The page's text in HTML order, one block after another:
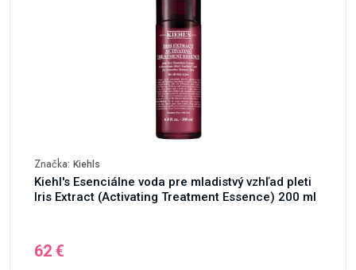
Značka: Kiehls
Kiehl's Esenciálne voda pre mladistvý vzhľad pleti
Iris Extract (Activating Treatment Essence) 200 ml
62 €